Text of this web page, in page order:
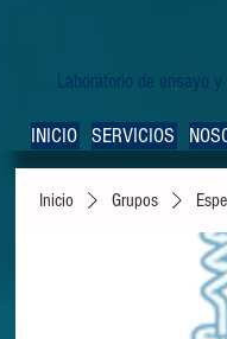
Laboratorio de ensayo
INICIO SERVICIOS
Inicio Grupos